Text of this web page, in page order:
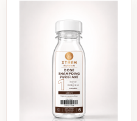
Xtrem keratin